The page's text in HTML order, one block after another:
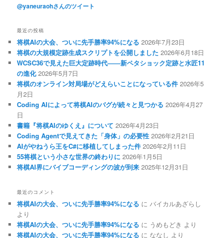
@yaneuraohさんのツイート
最近の投稿
将棋AIの大会、ついに先手勝率94%になる 2026年7月23日
将棋の大規模定跡生成スクリプトを公開しました 2026年6月18日
WCSC36で見えた巨大定跡時代――新ペタショック定跡と水匠11
の進化 2026年5月7日
将棋のオンライン対局場がどえらいことになっている件 2026年5
月2日
Coding AIによって将棋AIのバグが続々と見つかる 2026年4月27
日
書籍『将棋AIのゆくえ』について 2026年4月23日
Coding Agentで見えてきた「身体」の必要性 2026年2月21日
AIがやねうら王をC#に移植してしまった件 2026年2月11日
55将棋という小さな世界の終わりに 2026年1月5日
将棋AI界にバイブコーディングの波が到来 2025年12月31日
最近のコメント
将棋AIの大会、ついに先手勝率94%になる に バイカルあざらし
より
将棋AIの大会、ついに先手勝率94%になる に うめもどき より
将棋AIの大会、ついに先手勝率94%になる に ななし より